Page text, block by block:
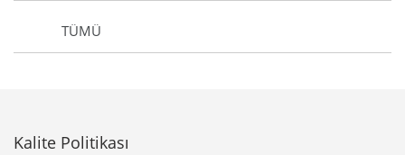
TÜMÜ
Kalite Politikası